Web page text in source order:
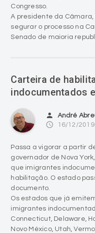
Congresso.
A presidente da Câmara,
segurar o processo na
Senado de maioria
Carteira de
indocumentados
person André
access_time 16/12/
Passa a vigorar a partir
governador de Nova
que imigrantes
habilitação. O estado
documento.
Os estados que já
imigrantes
Connecticut, Delaware,
Novo México, Utah,